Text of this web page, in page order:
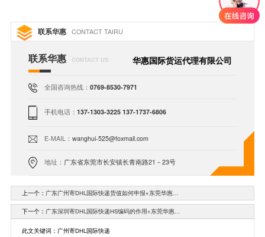
联系华惠 CONTACT TAIRU
联系华惠 CONTACT US 华惠国际货运代理有限公司
全国咨询热线：0769-8530-7971
手机电话：137-1303-3225 137-1737-6806
E-MAIL：wanghui-525@foxmail.com
地址： 广东省东莞市长安镇长青南路21－23号
上一个： 广东广州寄DHL国际快递货值如何申报+东莞华惠…
下一个： 广东深圳寄DHL国际快递HS编码的作用+东莞华惠…
此文关键词：广州寄DHL国际快递